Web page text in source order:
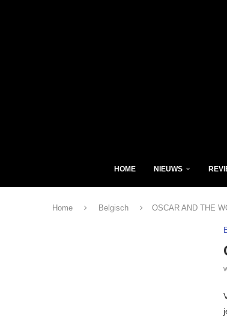
HOME NIEUWS
Home Belgisch OSCAR AND THE